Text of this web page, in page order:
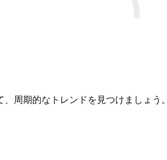
周期的なトレンドを見つけましょう。